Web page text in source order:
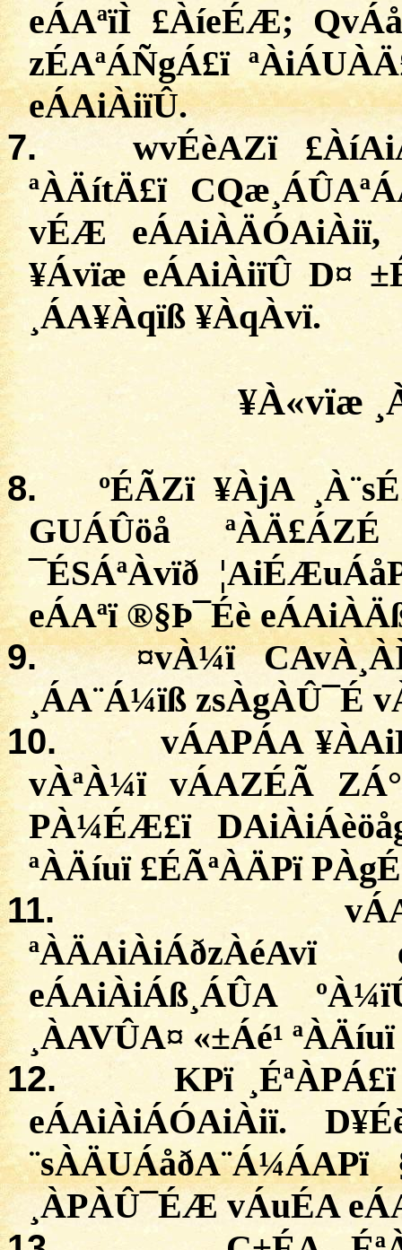
eÁAªïÌ £ÀíeÉÆ;
zÉAªÁÑgÁ£ïª
eÁAiÀiïÛ.
7. wvÉèAZï£
ªÀÄítÄ£ï
vÉÆ
eÁAiÀÄÓAiÀiï,
¥Ávïæ eÁAiÀiïÛ D¤
¸ÁA¥Àqïß ¥ÀqÀvï.
¥À«vïæ
8. ºÉÃZï¥ÀjA¸
GUÁÛöå
¯ÉSÁªÀvïð ¦
eÁAªï®§Þ¯Éè
9. ¤vÀ¼ï
¸ÁA¨Á¼ïß zsÀgÀÛ¯É
10. vÁAPÁA¥
vÀªÀ¼ï vÁAZÉÃ
PÀ¼ÉÆ£ï
ªÀÄíuï£ÉÃªÀÄPï
11.
ªÀÄAiÀiÁðzÀéAvï
eÁAiÀiÁß¸ÁÛA
¸ÀAVÛA¤ «±Áé¹ ªÀÄíuï
12. KPï¸ÉªÀPÁ£ï
eÁAiÀiÁÓAiÀiï.
¨sÀÄUÁåðA¨Á¼ÁAPï
¸ÀPÀÛ¯ÉÆ vÁuÉA